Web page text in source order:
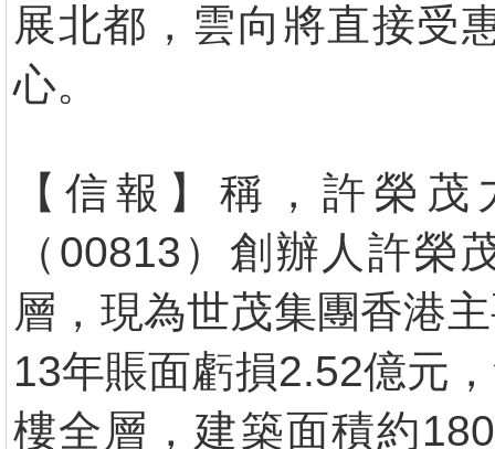
展北都，雲向將直接受
心。
【信報】稱，許榮
（00813）創辦人許
層，現為世茂集團香港
13年賬面虧損2.52億元
樓全層，建築面積約